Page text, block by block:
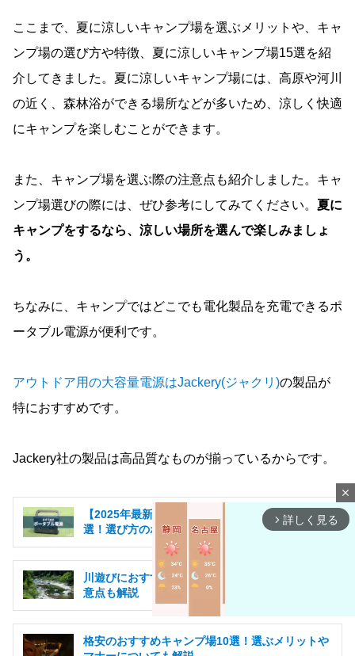
ここまで、夏に涼しいキャンプ場を選ぶメリットや、キャ
ンプ場の選び方や特徴、夏に涼しいキャンプ場15選を紹
介してきました。夏に涼しいキャンプ場には、高原や河川
の近く、森林浴ができる場所などが多いため、涼しく快適
にキャンプを楽しむことができます。
また、キャンプ場を選ぶ際の注意点も紹介しました。キャ
ンプ場選びの際には、ぜひ参考にしてみてください。 夏に
キャンプをするなら、涼しい場所を選んで楽しみましょ
う。
ちなみに、キャンプではどこでも電化製品を充電できるポ
ータブル電源が便利です。
アウトドア用の大容量電源はJackery(ジャクリ)の製品が
特におすすめです。
Jackery社の製品は高品質なものが揃っているからです。
【2025年最新版】ポータブル電源のおすすめ17
選！選び方のポイントも徹底解説
川遊びにおすすめのキャンプ場16選！選び方や注
意点も解説
格安のおすすめキャンプ場10選！選ぶメリットや
close
arrow_forward_ios 詳しく見る